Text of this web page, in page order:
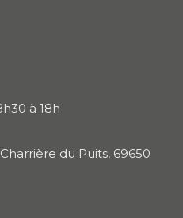
à 18h
du Puits, 69650